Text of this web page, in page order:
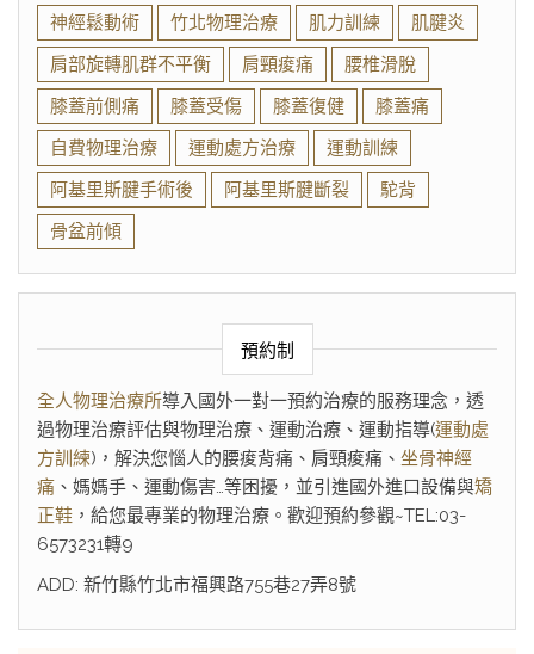
神經鬆動術 竹北物理治療 肌力訓練
肌腱炎
肩部旋轉肌群不平衡
肩頸痠痛
腰椎滑脫
膝蓋前側痛
膝蓋受傷 膝蓋復健
膝蓋痛
自費物理治療
運動處方治療
運動訓練
阿基里斯腱手術後
阿基里斯腱斷裂
駝背
骨盆前傾
預約制
全人物理治療所導入國外一對一預約治療的服務理念，透
過物理治療評估與物理治療、運動治療、運動指導(運動處
方訓練)，解決您惱人的腰痠背痛、肩頸痠痛、 坐骨神經
痛 、媽媽手、運動傷害…等困擾，並引進國外進口設備與矯
正鞋 ，給您最專業的物理治療。歡迎預約參觀~TEL:03-
6573231轉9
ADD: 新竹縣竹北市福興路755巷27弄8號